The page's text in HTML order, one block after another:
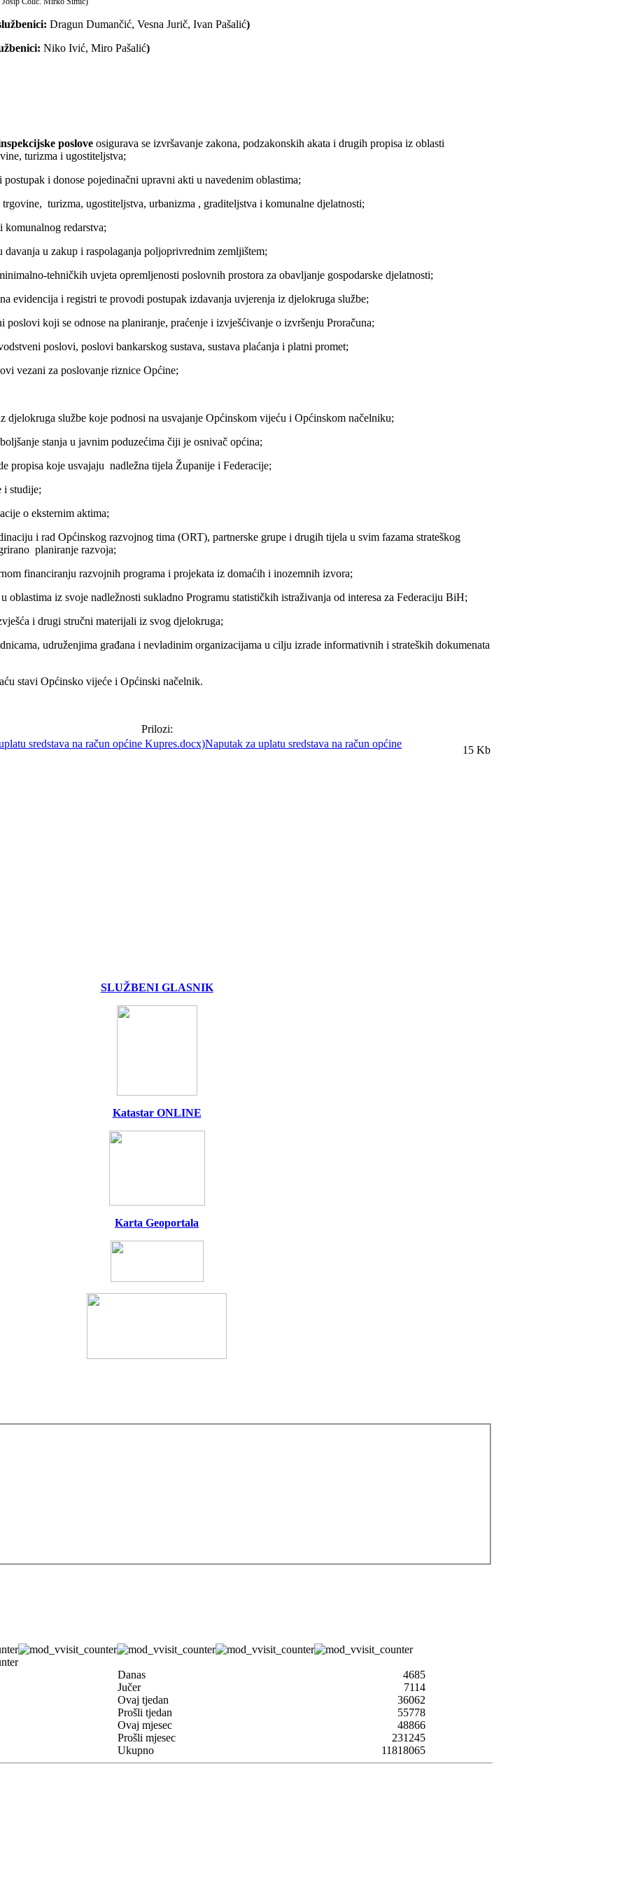
Dragun Dumančić, Vesna Jurič, Ivan Pašalić)
Niko Ivić, Miro Pašalić)
poslove osigurava se izvršavanje zakona, podzakonskih akata i drugih propisa iz oblasti
turizma i ugostiteljstva;
i donose pojedinačni upravni akti u navedenim oblastima;
turizma, ugostiteljstva, urbanizma , graditeljstva i komunalne djelatnosti;
redarstva;
u zakup i raspolaganja poljoprivrednim zemljištem;
tehničkih uvjeta opremljenosti poslovnih prostora za obavljanje gospodarske djelatnosti;
i registri te provodi postupak izdavanja uvjerenja iz djelokruga službe;
koji se odnose na planiranje, praćenje i izvješćivanje o izvršenju Proračuna;
poslovi, poslovi bankarskog sustava, sustava plaćanja i platni promet;
za poslovanje riznice Općine;
službe koje podnosi na usvajanje Općinskom vijeću i Općinskom načelniku;
stanja u javnim poduzećima čiji je osnivač općina;
koje usvajaju nadležna tijela Županije i Federacije;
studije;
o eksternim aktima;
i rad Općinskog razvojnog tima (ORT), partnerske grupe i drugih tijela u svim fazama strateškog
planiranje razvoja;
financiranju razvojnih programa i projekata iz domaćih i inozemnih izvora;
iz svoje nadležnosti sukladno Programu statističkih istraživanja od interesa za Federaciju BiH;
i drugi stručni materijali iz svog djelokruga;
udruženjima građana i nevladinim organizacijama u cilju izrade informativnih i strateških dokumenata
Općinsko vijeće i Općinski načelnik.
Prilozi:
Naputak za uplatu sredstava na račun općine
15 Kb
SLUŽBENI GLASNIK
Katastar ONLINE
Karta Geoportala
Danas
4685
Jučer
7114
Ovaj tjedan
36062
Prošli tjedan
55778
Ovaj mjesec
48866
Prošli mjesec
231245
Ukupno
11818065